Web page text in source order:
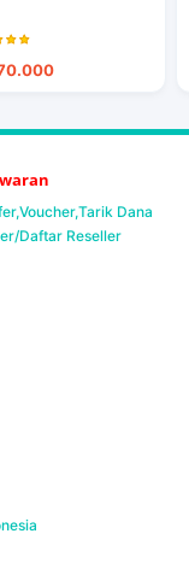
Dana
Daftar Reseller